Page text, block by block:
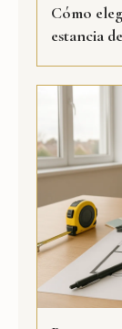
Cómo
estancia